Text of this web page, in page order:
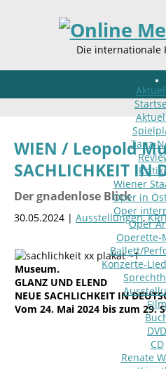
Die
Tanz-
Wiener
Oper in
Oper
Oper
Operette-
Ballett/
Konzerte-
Film
DVD
CD
Renate
WIEN / Leopold
SACHLICHKEIT IN
Der gnadenlose Blick
30.05.2024 | Ausstellungen,
Museum.
GLANZ UND ELEND
NEUE SACHLICHKEIT IN
Vom 24. Mai 2024 bis zum 29.